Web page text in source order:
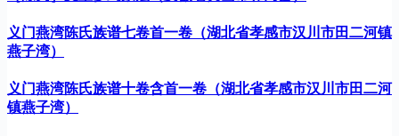
义门燕湾陈氏族谱七卷首一卷（湖北省孝感市汉川市田二河镇
燕子湾）
义门燕湾陈氏族谱十卷含首一卷（湖北省孝感市汉川市田二河
镇燕子湾）